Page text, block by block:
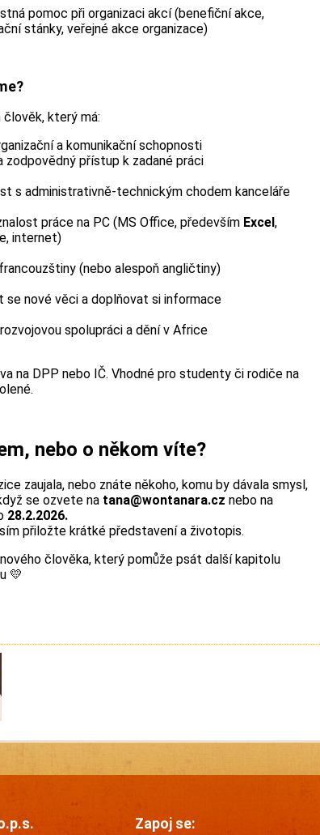
pomoc při organizaci akcí (benefiční akce,
stánky, veřejné akce organizace)
člověk, který má:
a komunikační schopnosti
zodpovědný přístup k zadané práci
s administrativně-technickým chodem kanceláře
práce na PC (MS Office, především Excel,
internet)
(nebo alespoň angličtiny)
se nové věci a doplňovat si informace
spolupráci a dění v Africe
na DPP nebo IČ. Vhodné pro studenty či rodiče na
nebo o někom víte?
zaujala, nebo znáte někoho, komu by dávala smysl,
se ozvete na tana@wontanara.cz nebo na
28.2.2026.
přiložte krátké představení a životopis.
člověka, který pomůže psát další kapitolu
💛
Zapoj se: